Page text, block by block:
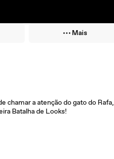
Mais
chamar a atenção do gato do Rafa,
Batalha de Looks!